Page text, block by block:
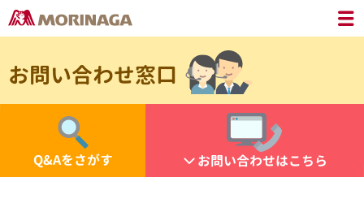
お問い合わせ窓口
Q&Aをさがす お問い合わせはこちら